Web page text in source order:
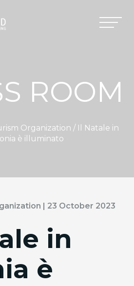
ROOM
Organization / Il Natale in
è illuminato
| 23 October 2023
in
è